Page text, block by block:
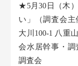
★5月30日（木
い」（調査会
大川100-1 八重
会水居幹事・
調査会